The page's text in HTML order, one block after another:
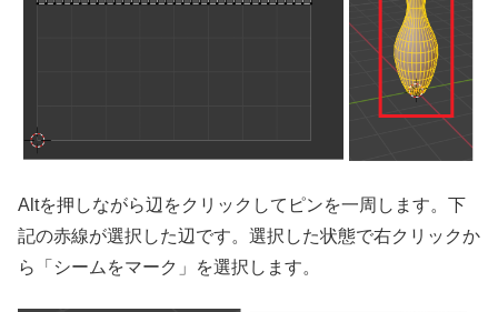
Altを押しながら辺をクリックしてピンを一周します。下
記の赤線が選択した辺です。選択した状態で右クリックか
ら「シームをマーク」を選択します。